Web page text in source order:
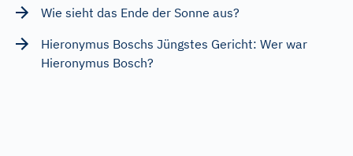
Wie sieht das Ende der Sonne aus?
Hieronymus Boschs Jüngstes Gericht: Wer war
Hieronymus Bosch?